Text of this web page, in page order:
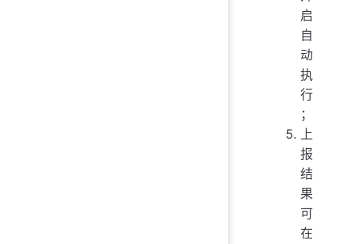
启
自
动
执
行
；
上
报
结
果
可
在